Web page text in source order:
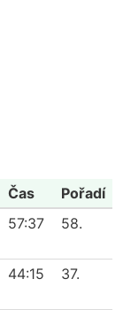
Čas
Pořadí
57:37 58.
44:15 37.